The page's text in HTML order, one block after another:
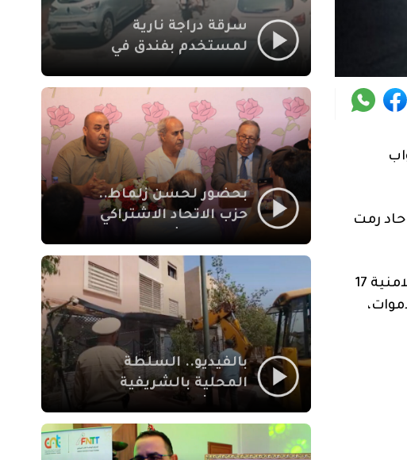
رمت
وقد استنفرت الواقعة مختلف المصالح، حيث انتقلت الى عين المكان عناصر الامن التابعة للدائرة الامنية 17
الاموات،
سرقة دراجة نارية
لمستخدم بفندق في
بمراكش
بحضور لحسن زلماط..
حزب الاتحاد الاشتراكي
مقراً بمقاطعة سيدي
يوسف بن علي مراكش
بالفيديو.. السلطة
المحلية بالشريفية
بنايات غير قانونية بإقامة
الإيمان